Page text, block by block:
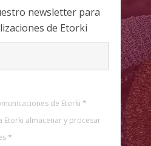
newsletter para
de Etorki
de Etorki *
Etorki almacenar y procesar
*